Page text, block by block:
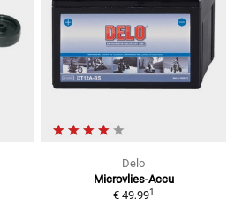
Delo
Microvlies-Accu
€ 49,991